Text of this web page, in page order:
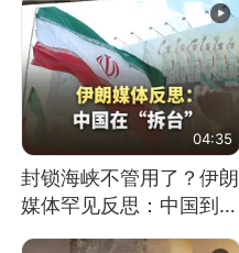
04:35
封锁海峡不管用了？伊朗
媒体罕见反思：中国到底